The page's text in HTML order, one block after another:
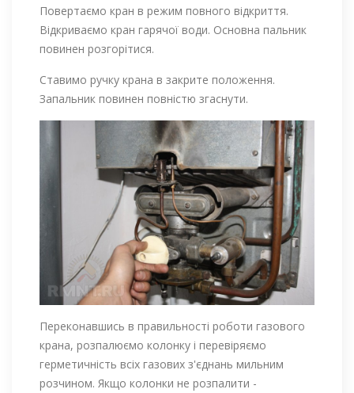
Повертаємо кран в режим повного відкриття.
Відкриваємо кран гарячої води. Основна пальник
повинен розгорітися.
Ставимо ручку крана в закрите положення.
Запальник повинен повністю згаснути.
Переконавшись в правильності роботи газового
крана, розпалюємо колонку і перевіряємо
герметичність всіх газових з'єднань мильним
розчином. Якщо колонки не розпалити -